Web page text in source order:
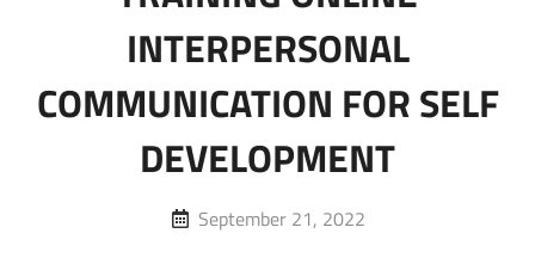
INTERPERSONAL
COMMUNICATION FOR SELF
DEVELOPMENT
Posted
September 21, 2022